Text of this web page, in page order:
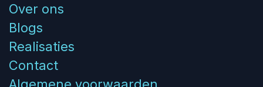
Over ons
Blogs
Realisaties
Contact